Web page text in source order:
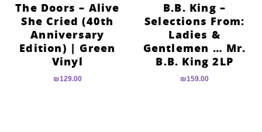
B.B. King –
Selections From:
Ladies &
Gentlemen … Mr.
B.B. King 2LP
₪159.00
The Doors – Alive
She Cried (40th
Anniversary
Edition) | Green
Vinyl
₪129.00